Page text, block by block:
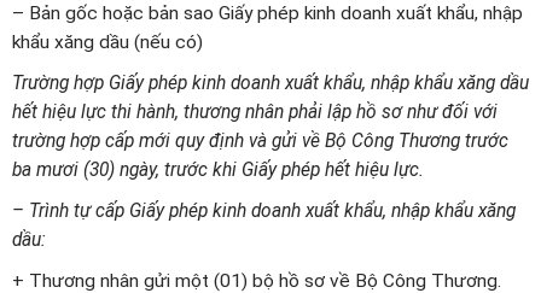
– Bản gốc hoặc bản sao Giấy phép kinh doanh xuất khẩu, nhập
khẩu xăng dầu (nếu có)
Trường hợp Giấy phép kinh doanh xuất khẩu, nhập khẩu xăng dầu
hết hiệu lực thi hành, thương nhân phải lập hồ sơ như đối với
trường hợp cấp mới quy định và gửi về Bộ Công Thương trước
ba mươi (30) ngày, trước khi Giấy phép hết hiệu lực.
– Trình tự cấp Giấy phép kinh doanh xuất khẩu, nhập khẩu xăng
dầu:
+ Thương nhân gửi một (01) bộ hồ sơ về Bộ Công Thương.